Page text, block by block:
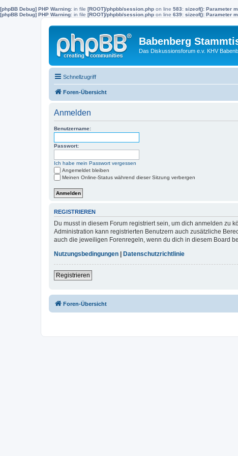
[phpBB Debug] PHP Warning: in file [ROOT]/phpbb/session.php on line 583: sizeof(): Parameter
[phpBB Debug] PHP Warning: in file [ROOT]/phpbb/session.php on line 639: sizeof(): Parameter
Babenberg
Das Diskussionsforum e.v. KHV
Schnellzugriff
Foren-Übersicht
Anmelden
Benutzername:
Passwort:
Ich habe mein Passwort vergessen
Angemeldet bleiben
Meinen Online-Status während dieser Sitzung verbergen
REGISTRIEREN
Du musst in diesem Forum registriert sein, um dich anmelden zu
Administration kann registrierten Benutzern auch zusätzliche
auch die jeweiligen Forenregeln, wenn du dich in diesem Board
Nutzungsbedingungen
Datenschutzrichtlinie
Registrieren
Foren-Übersicht